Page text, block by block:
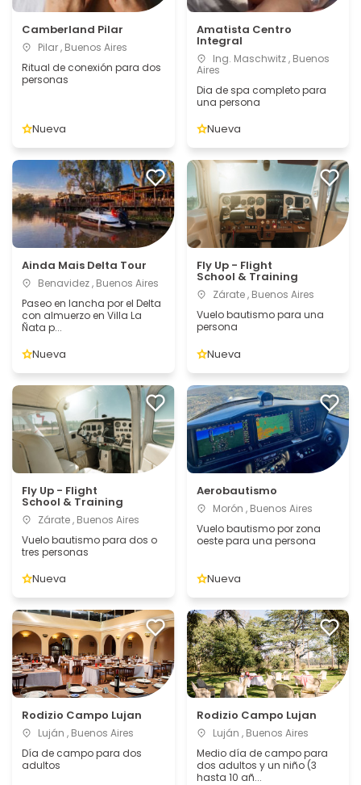
Camberland Pilar
Pilar , Buenos Aires
Ritual de conexión para dos
personas
Nueva
Amatista Centro
Integral
Ing. Maschwitz , Buenos
Aires
Dia de spa completo para
una persona
Nueva
Ainda Mais Delta Tour
Benavidez , Buenos Aires
Paseo en lancha por el Delta
con almuerzo en Villa La
Ñata p...
Nueva
Fly Up - Flight
School & Training
Zárate , Buenos Aires
Vuelo bautismo para una
persona
Nueva
Fly Up - Flight
School & Training
Zárate , Buenos Aires
Vuelo bautismo para dos o
tres personas
Nueva
Aerobautismo
Morón , Buenos Aires
Vuelo bautismo por zona
oeste para una persona
Nueva
Rodizio Campo Lujan
Luján , Buenos Aires
Día de campo para dos
adultos
Rodizio Campo Lujan
Luján , Buenos Aires
Medio día de campo para
dos adultos y un niño (3
hasta 10 añ...